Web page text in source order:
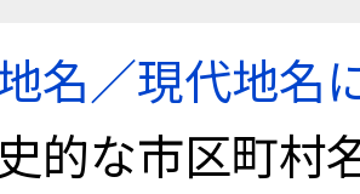
名／現代地名
的な市区町村